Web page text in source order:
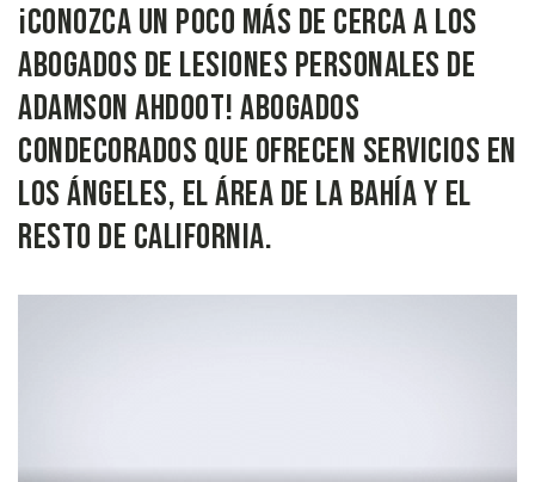
¡Conozca un poco más de cerca a los
abogados de lesiones personales de
Adamson Ahdoot! Abogados
condecorados que ofrecen servicios en
Los Ángeles, el Área de la Bahía y el
resto de California.